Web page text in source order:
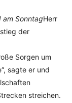
am SonntagHerr
der
Sorgen um
sagte er und
streichen.